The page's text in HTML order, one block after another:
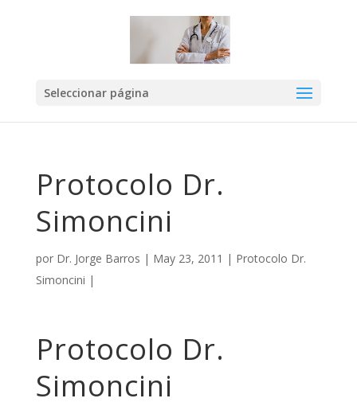
Seleccionar página
Protocolo Dr.
Simoncini
por Dr. Jorge Barros | May 23, 2011 | Protocolo Dr.
Simoncini |
Protocolo Dr.
Simoncini